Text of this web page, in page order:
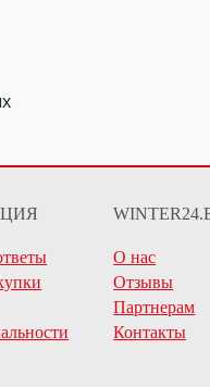
О нас
Отзывы
Партнерам
Контакты